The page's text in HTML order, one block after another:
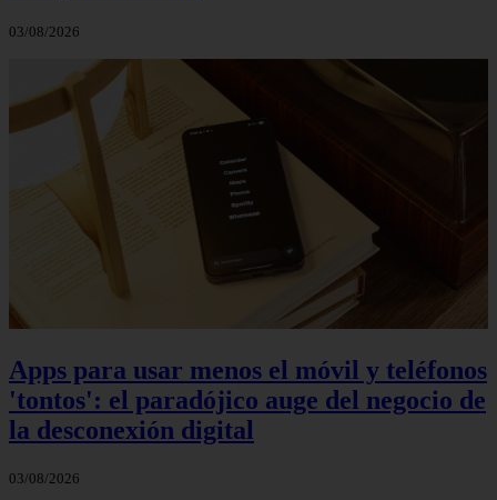
03/08/2026
Apps para usar menos el móvil y teléfonos
'tontos': el paradójico auge del negocio de
la desconexión digital
03/08/2026